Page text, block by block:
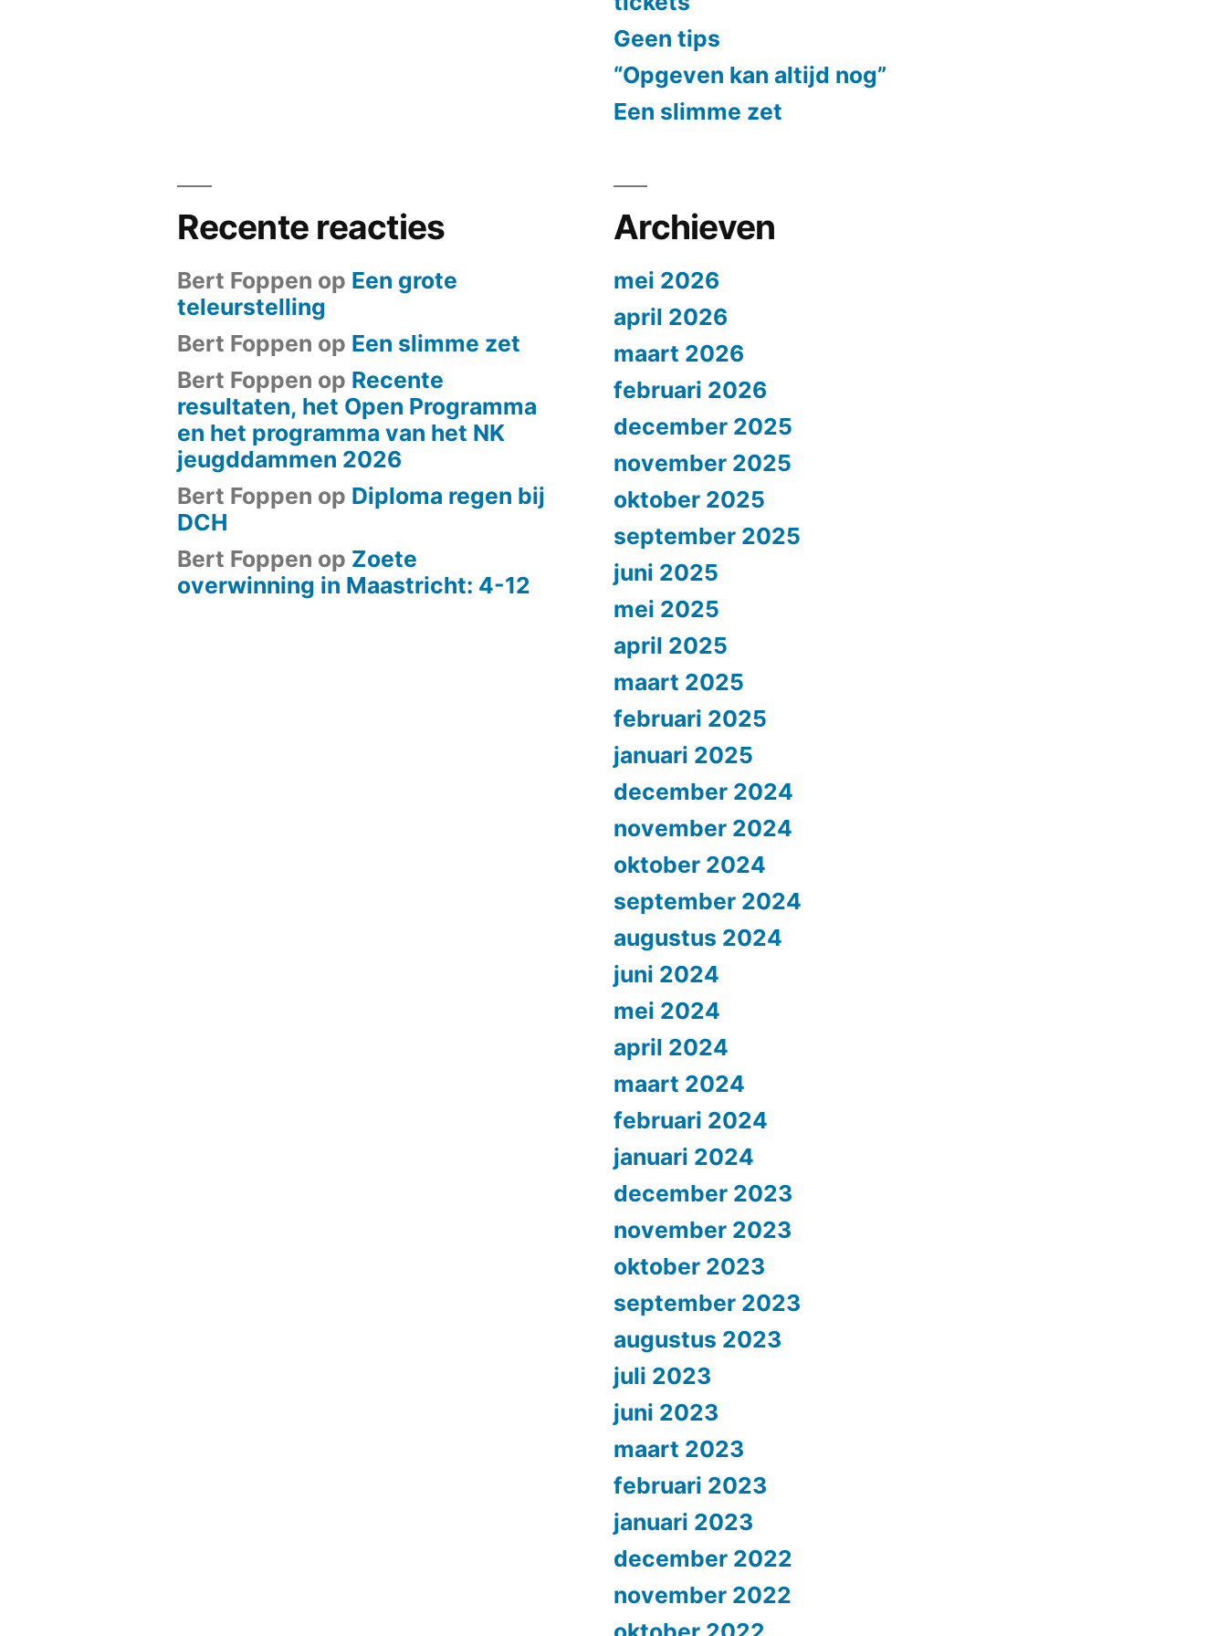
Geen tips
“Opgeven kan altijd nog”
Een slimme zet
Recente reacties
Bert Foppen op Een grote
teleurstelling
Bert Foppen op Een slimme zet
Bert Foppen op Recente
resultaten, het Open Programma
en het programma van het NK
jeugddammen 2026
Bert Foppen op Diploma regen bij
DCH
Bert Foppen op Zoete
overwinning in Maastricht: 4-12
Archieven
mei 2026
april 2026
maart 2026
februari 2026
december 2025
november 2025
oktober 2025
september 2025
juni 2025
mei 2025
april 2025
maart 2025
februari 2025
januari 2025
december 2024
november 2024
oktober 2024
september 2024
augustus 2024
juni 2024
mei 2024
april 2024
maart 2024
februari 2024
januari 2024
december 2023
november 2023
oktober 2023
september 2023
augustus 2023
juli 2023
juni 2023
maart 2023
februari 2023
januari 2023
december 2022
november 2022